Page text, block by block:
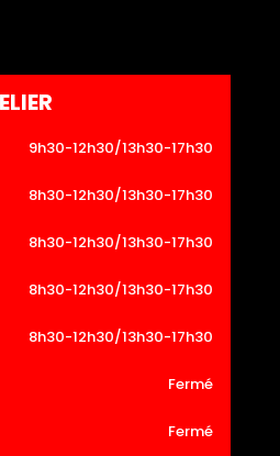
9h30-12h30/13h30-17h30
8h30-12h30/13h30-17h30
8h30-12h30/13h30-17h30
8h30-12h30/13h30-17h30
8h30-12h30/13h30-17h30
Fermé
Fermé